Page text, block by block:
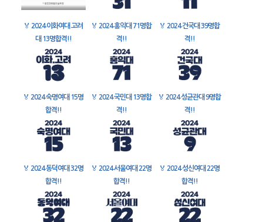
🏅 2024 이화여대 고려
대 13명합격!!
🏅 2024 홍익대 71명합
격!!
🏅 2024 건국대 39명합
격!!
🏅 2024 숙명여대 15명
합격!!
🏅 2024 국민대 13명합
격!!
🏅 2024 성균관대 9명합
격!!
🏅 2024 동덕여대 32명
합격!!
🏅 2024 서울여대 22명
합격!!
🏅 2024 성신여대 22명
합격!!